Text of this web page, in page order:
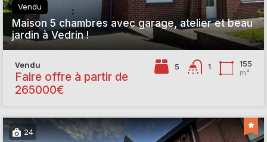
Vendu
Maison 5 chambres avec garage, atelier et beau
jardin à Vedrin !
Vendu
Faire offre à partir de
265000€
5 1
155
m²
24